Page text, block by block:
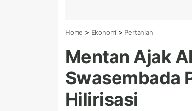
Home > Ekonomi > Pertanian
Mentan Ajak
Swasembada
Hilirisasi